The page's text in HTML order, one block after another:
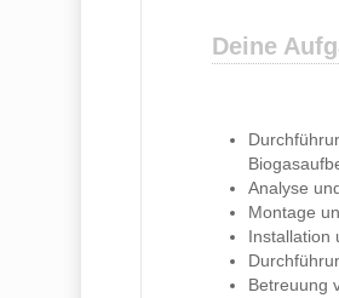
Deine
Analyse
Montage
Installation
Betreuung